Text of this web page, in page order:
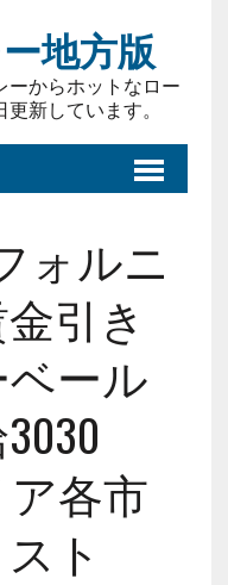
地方版
ーからホットなロー
新しています。
ォルニ
引き
ベール
各市
ト